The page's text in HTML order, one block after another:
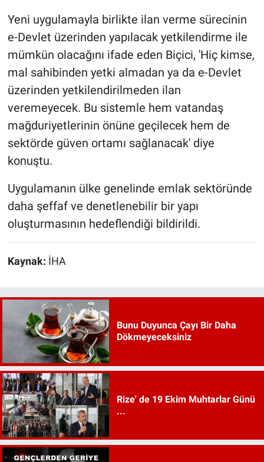
Yeni uygulamayla birlikte ilan verme sürecinin
e-Devlet üzerinden yapılacak yetkilendirme ile
mümkün olacağını ifade eden Biçici, 'Hiç kimse,
mal sahibinden yetki almadan ya da e-Devlet
üzerinden yetkilendirilmeden ilan
veremeyecek. Bu sistemle hem vatandaş
mağduriyetlerinin önüne geçilecek hem de
sektörde güven ortamı sağlanacak' diye
konuştu.
Uygulamanın ülke genelinde emlak sektöründe
daha şeffaf ve denetlenebilir bir yapı
oluşturmasının hedeflendiği bildirildi.
Kaynak: İHA
Bunu Duyunca Çayı Bir Daha
Dökmeyeceksiniz
Rize' de 19 Ekim Muhtarlar Günü
...